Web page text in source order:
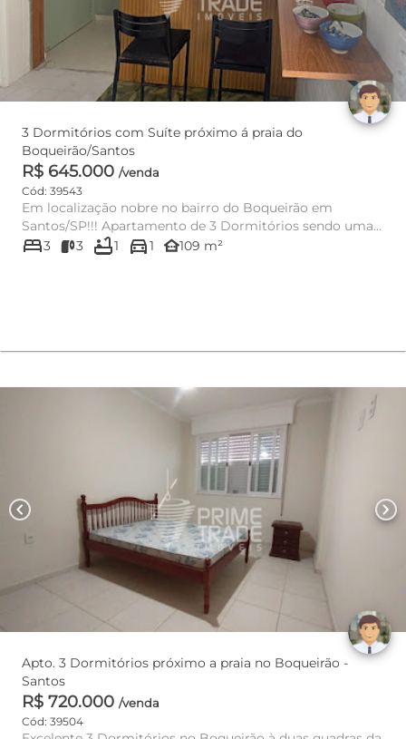
3 Dormitórios com Suíte próximo á praia do
Boqueirão/Santos
R$ 645.000 /venda
Cód: 39543
Em localização nobre no bairro do Boqueirão em
Santos/SP!!! Apartamento de 3 Dormitórios sendo uma
Suíte. Refor...
bed3 3 bathtub1 directions_car1 other_houses109 m²
chevron_left chevron_right
Apto. 3 Dormitórios próximo a praia no Boqueirão -
Santos
R$ 720.000 /venda
Cód: 39504